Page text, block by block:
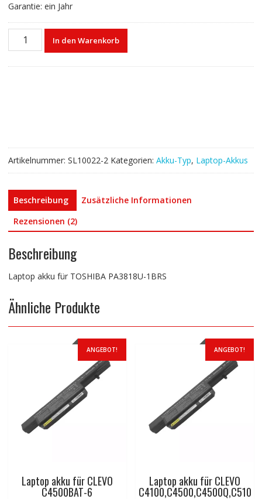
Garantie: ein Jahr
Laptop
In den Warenkorb
Artikelnummer: SL10022-2 Kategorien: Akku-Typ, Laptop-Akkus
Beschreibung
Zusätzliche Informationen
Rezensionen (2)
Beschreibung
Laptop akku für TOSHIBA PA3818U-1BRS
Ähnliche Produkte
ANGEBOT!
Laptop akku für CLEVO
C4500BAT-6
ANGEBOT!
Laptop akku für CLEVO
C4100,C4500,C4500Q,C510